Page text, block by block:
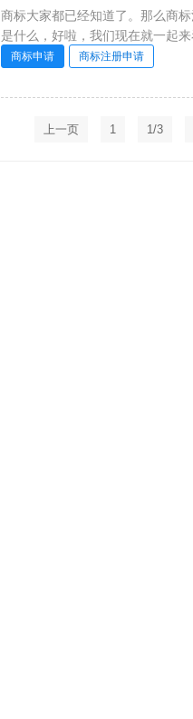
商标大家都已经知道了。那么商
是什么，好啦，我们现在就一起
分割申请流程1、商标局向申请人
商标申请 商标注册申请
上一页 1 1/3